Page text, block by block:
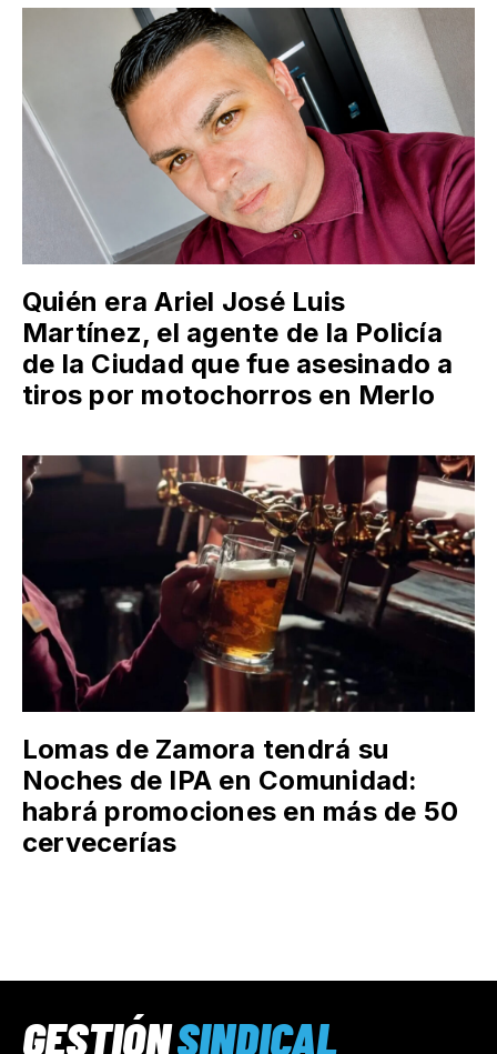
Quién era Ariel José Luis
Martínez, el agente de la Policía
de la Ciudad que fue asesinado a
tiros por motochorros en Merlo
Lomas de Zamora tendrá su
Noches de IPA en Comunidad:
habrá promociones en más de 50
cervecerías
GESTIÓNSINDICAL